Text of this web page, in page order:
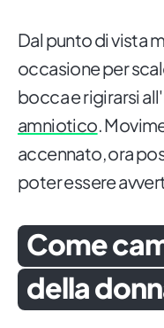
Dal punto di vista
occasione per
bocca e rigirarsi
amniotico.
accennato, ora
poter essere
Come
della